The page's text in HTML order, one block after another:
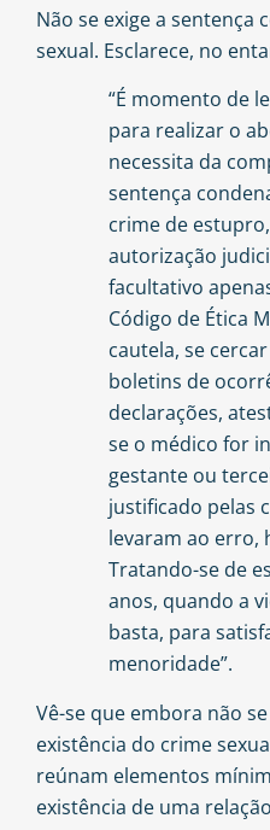
Não se exige a
sexual. Esclarece, no
“É momento de
para realizar o
necessita da
sentença
crime de
autorização
facultativo
Código de Ética
cautela, se
boletins de
declarações,
se o médico for
gestante ou
justificado pelas
levaram ao erro,
Tratando-se de
anos, quando a
basta, para
menoridade”.
Vê-se que embora não
existência do crime
reúnam elementos
existência de uma